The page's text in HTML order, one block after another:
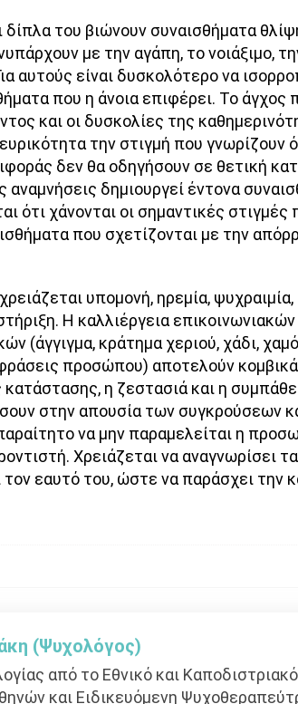
δίπλα του βιώνουν συναισθήματα
με την αγάπη, το νοιάξιμο,
αυτούς είναι δυσκολότερο να
που η άνοια επιφέρει. Το άγχος
και οι δυσκολίες της
την στιγμή που γνωρίζουν
δεν θα οδηγήσουν σε θετική
δημιουργεί έντονα
ότι χάνονται οι σημαντικές στιγμές
που σχετίζονται με την
υπομονή, ηρεμία, ψυχραιμία,
Η καλλιέργεια επικοινωνιακών
(άγγιγμα, κράτημα χεριού, χάδι,
προσώπου) αποτελούν
η ζεστασιά και η
στην απουσία των συγκρούσεων
να μην παραμελείται η
Χρειάζεται να αναγνωρίσει
τον εαυτό του, ώστε να παράσχει την
(Ψυχολόγος)
από το Εθνικό και Καποδιστριακό
και Eιδικευόμενη